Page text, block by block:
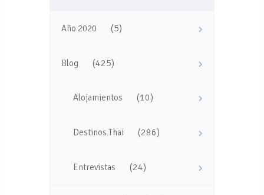
Año 2020 (5)
Blog (425)
Alojamientos (10)
Destinos Thai (286)
Entrevistas (24)